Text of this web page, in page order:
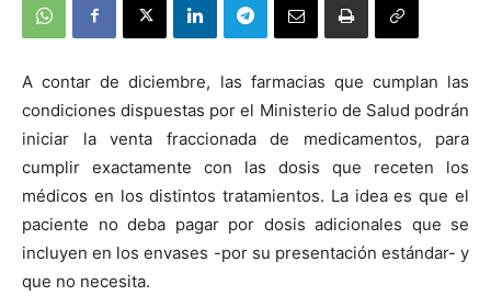
A contar de diciembre, las farmacias que cumplan las
condiciones dispuestas por el Ministerio de Salud podrán
iniciar la venta fraccionada de medicamentos, para
cumplir exactamente con las dosis que receten los
médicos en los distintos tratamientos. La idea es que el
paciente no deba pagar por dosis adicionales que se
incluyen en los envases -por su presentación estándar- y
que no necesita.